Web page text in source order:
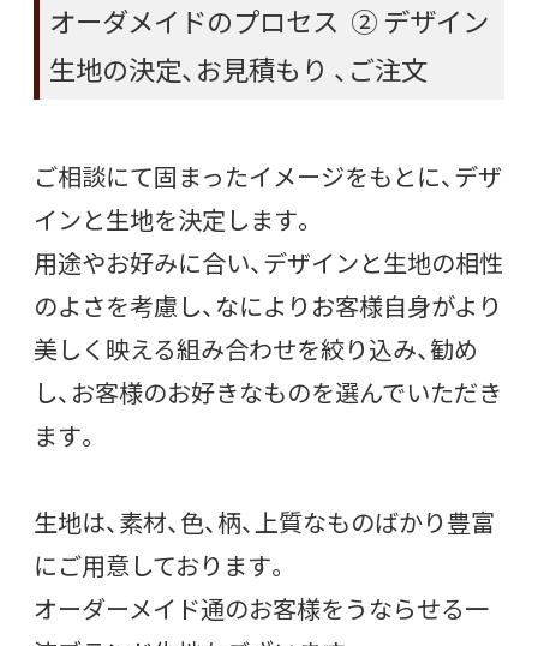
オーダメイドのプロセス ② デザイン
生地の決定、お見積もり 、ご注文
ご相談にて固まったイメージをもとに、デザ
インと生地を決定します。
用途やお好みに合い、デザインと生地の相性
のよさを考慮し、なによりお客様自身がより
美しく映える組み合わせを絞り込み、勧め
し、お客様のお好きなものを選んでいただき
ます。
生地は、素材、色、柄、上質なものばかり豊富
にご用意しております。
オーダーメイド通のお客様をうならせる一